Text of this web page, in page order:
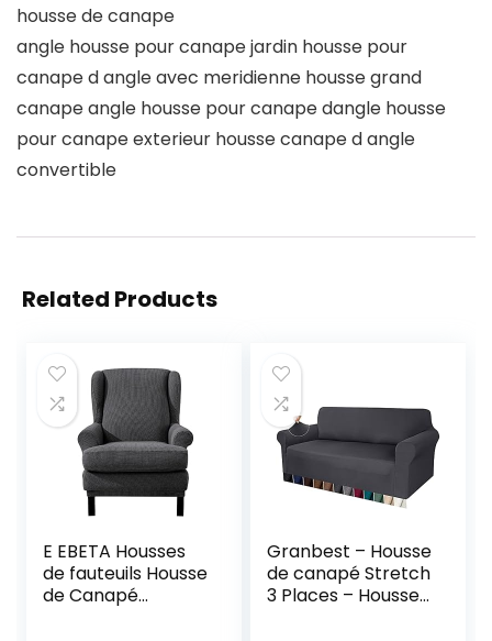
housse de canape
angle housse pour canape jardin housse pour
canape d angle avec meridienne housse grand
canape angle housse pour canape dangle housse
pour canape exterieur housse canape d angle
convertible
Related Products
E EBETA Housses
de fauteuils Housse
de Canapé
Granbest – Housse
de canapé Stretch
3 Places – Housse